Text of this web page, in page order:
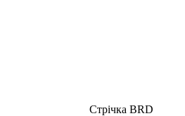
Стрічка BRD